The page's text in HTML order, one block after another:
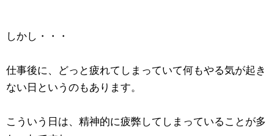
しかし・・・
仕事後に、どっと疲れてしまっていて何もやる気が起き
ない日というのもあります。
こういう日は、精神的に疲弊してしまっていることが多